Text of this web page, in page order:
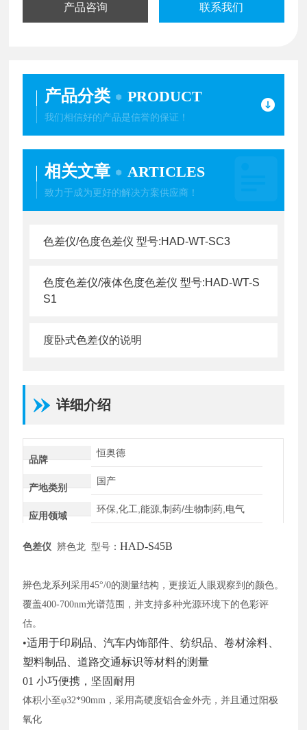
产品咨询 联系我们
产品分类 PRODUCT
我们相信好的产品是信誉的保证！
相关文章 ARTICLES
致力于成为更好的解决方案供应商！
色差仪/色度色差仪 型号:HAD-WT-SC3
色度色差仪/液体色度色差仪 型号:HAD-WT-S
S1
度卧式色差仪的说明
详细介绍
品牌
恒奥德
产地类别
国产
应用领域
环保,化工,能源,制药/生物制药,电气
色差仪 辨色龙 型号： HAD-S45B
辨色龙系列采用45°/0的测量结构，更接近人眼观察到的颜色。
覆盖400-700nm光谱范围，并支持多种光源环境下的色彩评
估。
•适用于印刷品、汽车内饰部件、纺织品、卷材涂料、
塑料制品、道路交通标识等材料的测量
01 小巧便携，坚固耐用
体积小至φ32*90mm，采用高硬度铝合金外壳，并且通过阳极
氧化